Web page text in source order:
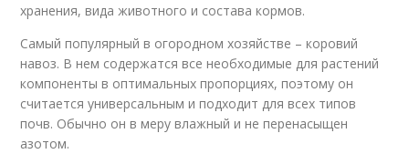
хранения, вида животного и состава кормов.
Самый популярный в огородном хозяйстве – коровий
навоз. В нем содержатся все необходимые для растений
компоненты в оптимальных пропорциях, поэтому он
считается универсальным и подходит для всех типов
почв. Обычно он в меру влажный и не перенасыщен
азотом.